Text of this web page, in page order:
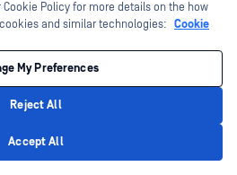
Policy for more details on the how
and similar technologies: Cookie
My Preferences
Reject All
Accept All